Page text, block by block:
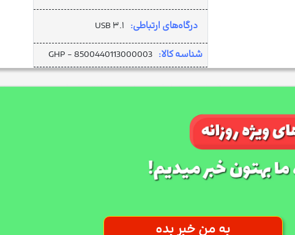
درگاه‌های ارتباطی: USB ۳.۱
شناسه کالا: GHP - 8500440113000003